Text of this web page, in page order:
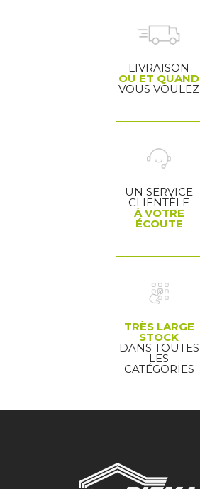
LIVRAISON
OU ET QUAND
VOUS VOULEZ
UN SERVICE
CLIENTÈLE
À VOTRE
ÉCOUTE
TRÈS LARGE
STOCK
DANS TOUTES
LES
CATÉGORIES